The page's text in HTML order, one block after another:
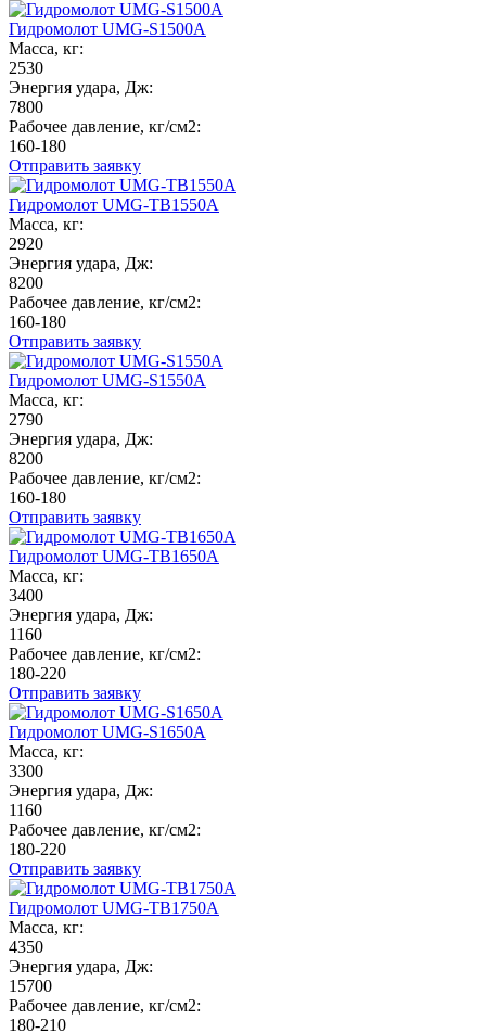
Гидромолот UMG-S1500A
Масса, кг:
2530
Энергия удара, Дж:
7800
Рабочее давление, кг/см2:
160-180
Отправить заявку
Гидромолот UMG-TB1550A
Масса, кг:
2920
Энергия удара, Дж:
8200
Рабочее давление, кг/см2:
160-180
Отправить заявку
Гидромолот UMG-S1550A
Масса, кг:
2790
Энергия удара, Дж:
8200
Рабочее давление, кг/см2:
160-180
Отправить заявку
Гидромолот UMG-TB1650A
Масса, кг:
3400
Энергия удара, Дж:
1160
Рабочее давление, кг/см2:
180-220
Отправить заявку
Гидромолот UMG-S1650A
Масса, кг:
3300
Энергия удара, Дж:
1160
Рабочее давление, кг/см2:
180-220
Отправить заявку
Гидромолот UMG-TB1750A
Масса, кг:
4350
Энергия удара, Дж:
15700
Рабочее давление, кг/см2:
180-210